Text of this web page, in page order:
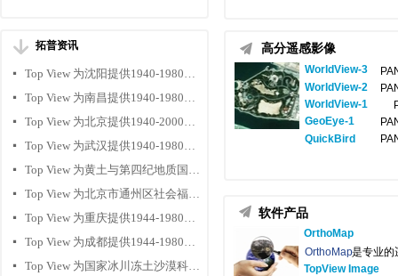
WorldView-2
WorldView-1
WorldView-
GeoEye-1
高分遥感影像
QuickBird
끔
3
TopView Image
OrthoMap
专业的
OrthoMap
软件产品
끔
是
拓普资讯
녓
넷 Top View 为沈阳提供1940-1980年历史遥感影像
넷 Top View 为南昌提供1940-1980年历史遥感影像
넷 Top View 为北京提供1940-2000年历史遥感影像
넷 Top View 为武汉提供1940-1980年历史遥感影像
넷 Top View 为黄土与第四纪地质国家重点实验室提供历史遥感影像
넷 Top View 为北京市通州区社会福利院孤残儿童捐赠物品
넷 Top View 为重庆提供1944-1980年历史遥感影像
넷 Top View 为成都提供1944-1980年历史遥感影像
넷 Top View 为国家冰川冻土沙漠科学数据中心提供历史遥感影像